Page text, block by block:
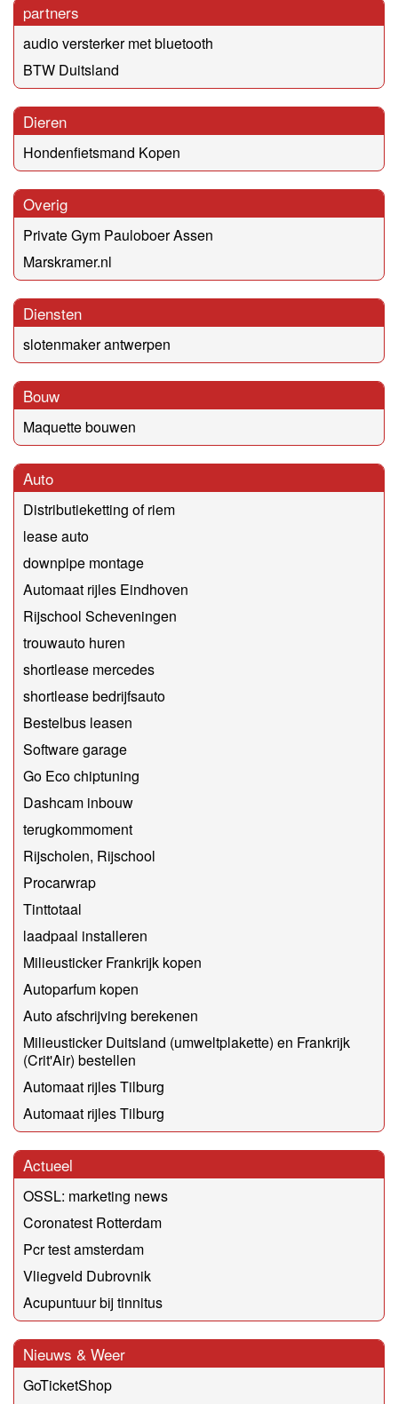
partners
audio versterker met bluetooth
BTW Duitsland
Dieren
Hondenfietsmand Kopen
Overig
Private Gym Pauloboer Assen
Marskramer.nl
Diensten
slotenmaker antwerpen
Bouw
Maquette bouwen
Auto
Distributieketting of riem
lease auto
downpipe montage
Automaat rijles Eindhoven
Rijschool Scheveningen
trouwauto huren
shortlease mercedes
shortlease bedrijfsauto
Bestelbus leasen
Software garage
Go Eco chiptuning
Dashcam inbouw
terugkommoment
Rijscholen, Rijschool
Procarwrap
Tinttotaal
laadpaal installeren
Milieusticker Frankrijk kopen
Autoparfum kopen
Auto afschrijving berekenen
Milieusticker Duitsland (umweltplakette) en Frankrijk
(Crit'Air) bestellen
Automaat rijles Tilburg
Automaat rijles Tilburg
Actueel
OSSL: marketing news
Coronatest Rotterdam
Pcr test amsterdam
Vliegveld Dubrovnik
Acupuntuur bij tinnitus
Nieuws & Weer
GoTicketShop